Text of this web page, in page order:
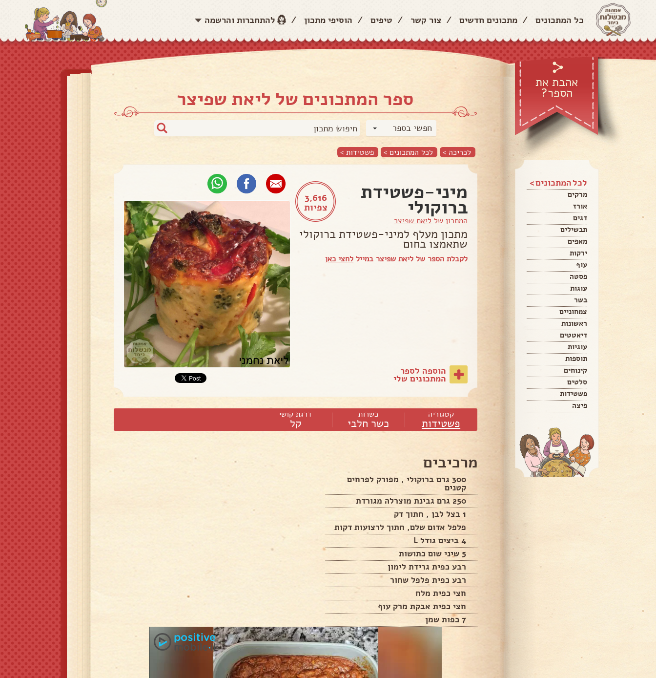
כל המתכונים / מתכונים חדשים / צור קשר / טיפים / הוסיפי מתכון / להתחברות והרשמה
אהבת את
הספר?
לכל המתכונים >
מרקים
אורז
דגים
תבשילים
מאפים
ירקות
עוף
פסטה
עוגות
בשר
צמחוניים
ראשונות
דיאטטים
עוגיות
תוספות
קינוחים
סלטים
פשטידות
פיצה
ספר המתכונים של ליאת שפיצר
חפשי בספר
לכריכה > לכל המתכונים > פשטידות >
3,616
צפיות
מיני-פשטידת
ברוקולי
המתכון של ליאת שפיצר
מתכון מעלף למיני-פשטידת ברוקולי
שתאמצו בחום
לקבלת הספר של ליאת שפיצר במייל לחצי כאן
הוספה לספר
המתכונים שלי
קטגוריה
פשטידות
כשרות
כשר חלבי
דרגת קושי
קל
מרכיבים
300 גרם ברוקולי , מפורק לפרחים
קטנים
250 גרם גבינת מוצרלה מגורדת
1 בצל לבן , חתוך דק
פלפל אדום שלם, חתוך לרצועות דקות
4 ביצים גודל L
5 שיני שום כתושות
רבע כפית גרידת לימון
רבע כפית פלפל שחור
חצי כפית מלח
חצי כפית אבקת מרק עוף
7 כפות שמן